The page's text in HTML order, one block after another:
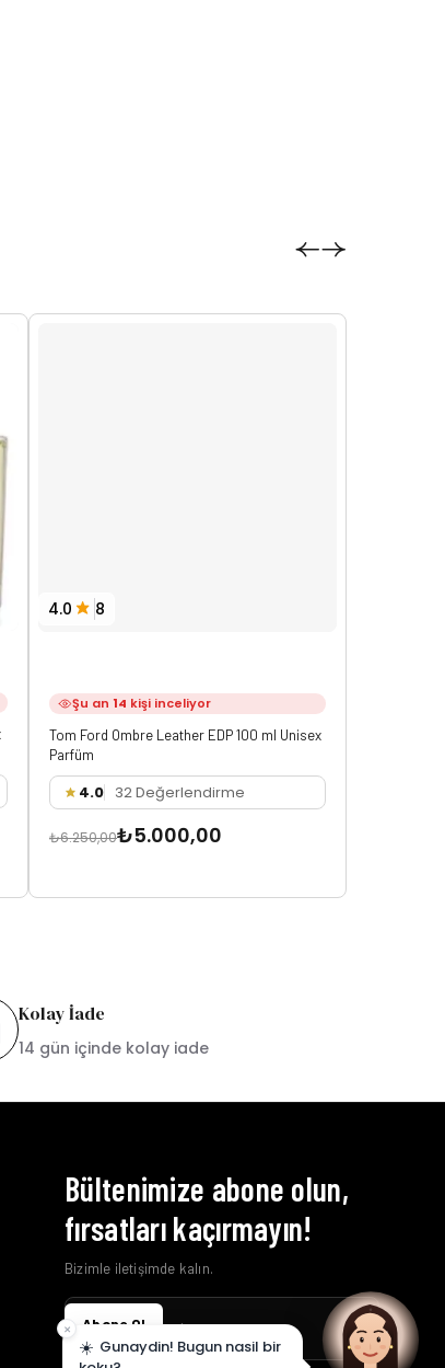
4.0 8
Şu an 14 kişi inceliyor
Tom Ford Ombre Leather EDP 100 ml Unisex
Parfüm
4.0 32 Değerlendirme
₺6.250,00₺5.000,00
Kolay İade
14 gün içinde kolay iade
Bültenimize abone olun,
fırsatları kaçırmayın!
Bizimle iletişimde kalın.
Abone Ol
×
☀️ Gunaydin! Bugun nasil bir